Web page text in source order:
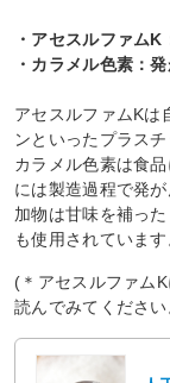
・アセスルファム
・カラメル色素：
アセスルファムKは
ンといったプラス
カラメル色素は食
には製造過程で発
加物は甘味を補っ
も使用されていま
(＊アセスルファム
読んでみてください